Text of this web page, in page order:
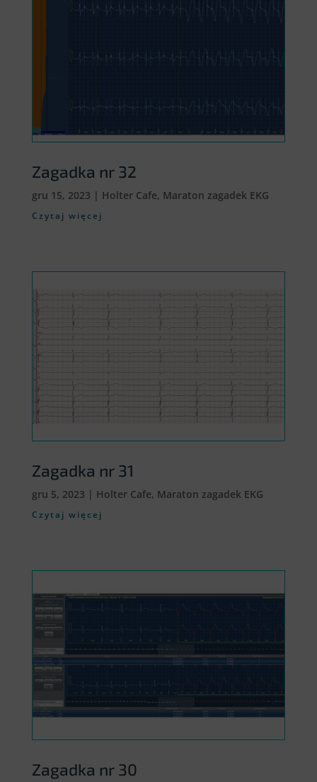
Zagadka nr 32
gru 15, 2023 | Holter Cafe, Maraton zagadek EKG
Czytaj więcej
Zagadka nr 31
gru 5, 2023 | Holter Cafe, Maraton zagadek EKG
Czytaj więcej
Zagadka nr 30